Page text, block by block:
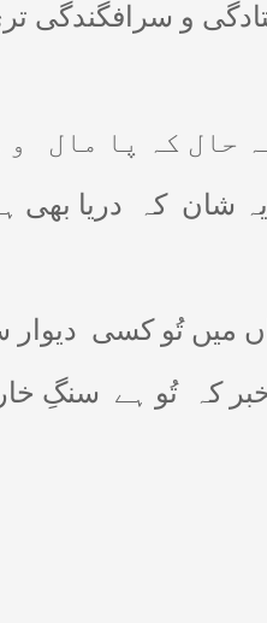
و سرافگندگی
حال کہ پا مال
و
شان کہ دریا بھی
میں تُو کسی دیوار
کہ
تُو ہے سنگِ